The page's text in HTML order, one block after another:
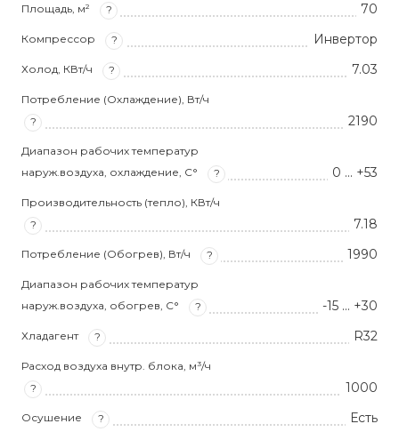
Площадь, м² ? 70
Компрессор ? Инвертор
Холод, КВт/ч ? 7.03
Потребление (Охлаждение), Вт/ч
?
2190
Диапазон рабочих температур
наруж.воздуха, охлаждение, С°
? 0 ... +53
Производительность (тепло), КВт/ч
?
7.18
Потребление (Обогрев), Вт/ч ? 1990
Диапазон рабочих температур
наруж.воздуха, обогрев, С°
? -15 ... +30
Хладагент ? R32
Расход воздуха внутр. блока, м³/ч
?
1000
Осушение ? Есть